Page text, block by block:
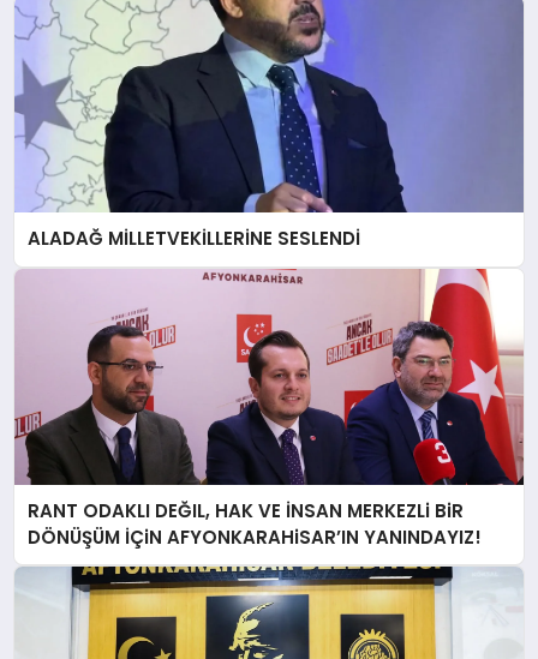
ALADAĞ MİLLETVEKİLLERİNE SESLENDİ
RANT ODAKLI DEĞIL, HAK VE İNSAN MERKEZLi BiR
DÖNÜŞÜM İÇiN AFYONKARAHiSAR’IN YANINDAYIZ!